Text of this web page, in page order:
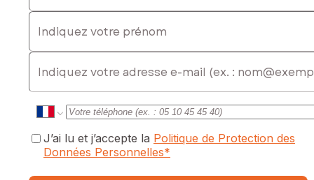
Indiquez votre prénom
E-mail
J’ai lu et j’accepte la Politique de Protection des
Données Personnelles*